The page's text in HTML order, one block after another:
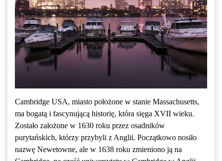
Cambridge USA, miasto położone w stanie Massachusetts,
ma bogatą i fascynującą historię, która sięga XVII wieku.
Zostało założone w 1630 roku przez osadników
purytańskich, którzy przybyli z Anglii. Początkowo nosiło
nazwę Newetowne, ale w 1638 roku zmieniono ją na